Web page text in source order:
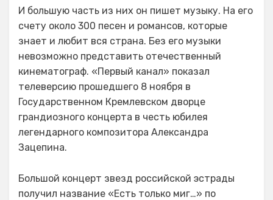
И большую часть из них он пишет музыку. На его
счету около 300 песен и романсов, которые
знает и любит вся страна. Без его музыки
невозможно представить отечественный
кинематограф. «Первый канал» показал
телеверсию прошедшего 8 ноября в
Государственном Кремлевском дворце
грандиозного концерта в честь юбилея
легендарного композитора Александра
Зацепина.
Большой концерт звезд российской эстрады
получил название «Есть только миг…» по